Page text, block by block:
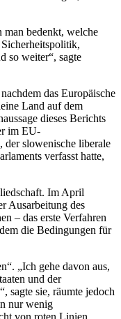
man bedenkt, welche
so weiter“, sagte
das Europäische
Land auf dem
dieses Berichts
im EU-
der slowenische liberale
verfasst hatte,
Im April
Ausarbeitung des
– das erste Verfahren
die Bedingungen für
„Ich gehe davon aus,
und der
sagte sie, räumte jedoch
nur wenig